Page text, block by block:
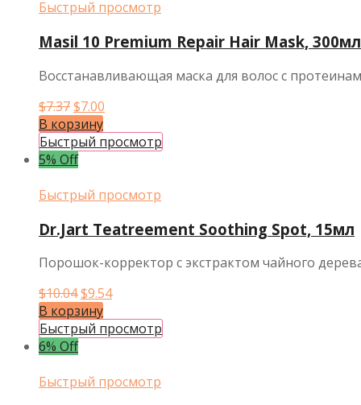
Быстрый просмотр
Masil 10 Premium Repair Hair Mask, 300мл
Восстанавливающая маска для волос с
$7.37Первоначальная
цена
составляла
$7.37.
$7.00
$7.00.
В корзину
Быстрый просмотр
5% Off
Быстрый просмотр
Dr.Jart Teatreement Soothing Spot, 15мл
Порошок-корректор c экстрактом чайного
$10.04Первоначальная
цена
составляла
$9.54Текущая
$9.54.
В корзину
Быстрый просмотр
6% Off
Быстрый просмотр